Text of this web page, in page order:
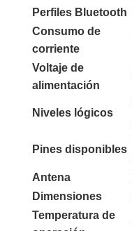
Perfiles Bluetooth
Consumo de
corriente
Voltaje de
alimentación
Niveles lógicos
Pines disponibles
Antena
Dimensiones
Temperatura de